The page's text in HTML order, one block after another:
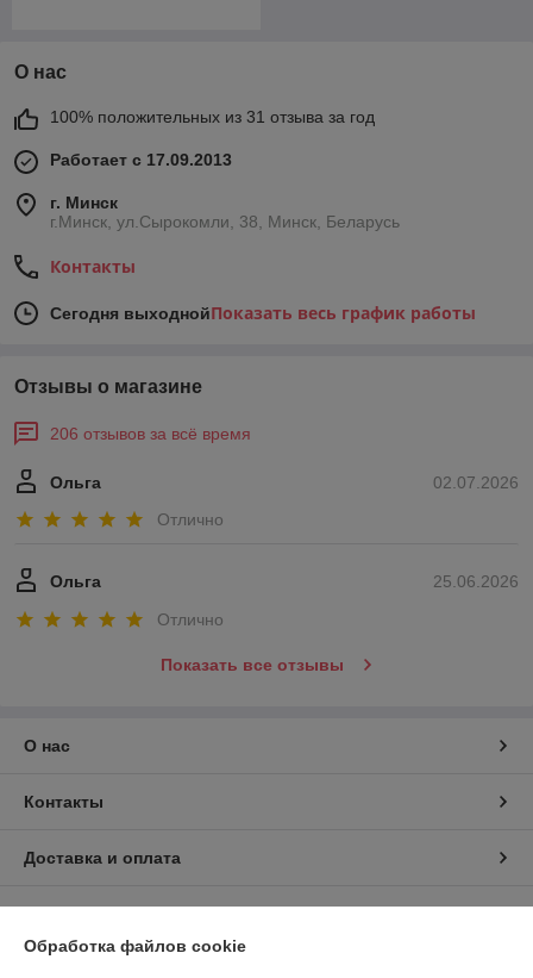
О нас
100% положительных из 31 отзыва за год
Работает с 17.09.2013
г. Минск
г.Минск, ул.Сырокомли, 38, Минск, Беларусь
Контакты
Сегодня выходнойПоказать весь график работы
Отзывы о магазине
206 отзывов за всё время
02.07.2026
Ольга
Отлично
25.06.2026
Ольга
Отлично
Показать все отзывы
О нас
Контакты
Доставка и оплата
График работы
Обработка файлов cookie